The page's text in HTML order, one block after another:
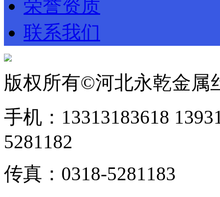
荣誉资质
联系我们
版权所有©河北永乾金属
手机：13313183618
5281182
传真：0318-5281183